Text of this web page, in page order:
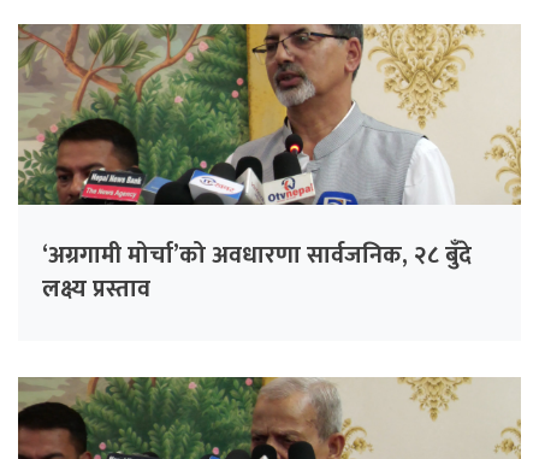
‘अग्रगामी मोर्चा’को अवधारणा सार्वजनिक, २८ बुँदे
लक्ष्य प्रस्ताव